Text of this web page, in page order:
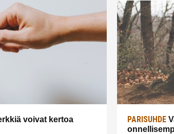
voivat kertoa
PARISUHDE